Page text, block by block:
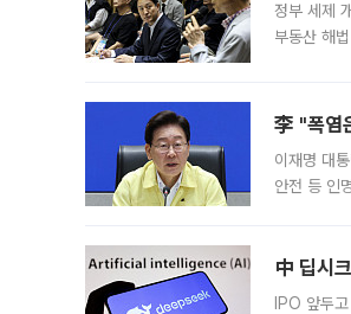
정부 세제
부동산 해
李 "폭염
이재명 대
안전 등 인
中 딥시
IPO 앞두